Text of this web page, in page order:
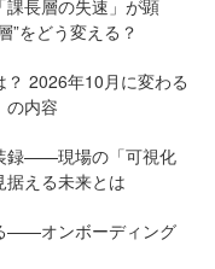
長層の失速」が顕
をどう変える？
2026年10月に変わる
の内容
録——現場の「可視化
据える未来とは
——オンボーディング